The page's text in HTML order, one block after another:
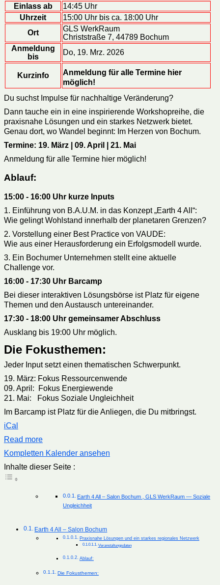
Einlass ab
14:45 Uhr
Uhrzeit
15:00 Uhr bis ca. 18:00 Uhr
Ort
GLS WerkRaum
Christstraße 7, 44789 Bochum
Anmeldung
bis
Do, 19. Mrz. 2026
Kurzinfo
Anmeldung für alle Termine hier
möglich!
Du suchst Impulse für nachhaltige Veränderung?
Dann tauche ein in eine inspirierende Workshopreihe, die
praxisnahe Lösungen und ein starkes Netzwerk bietet.
Genau dort, wo Wandel beginnt: Im Herzen von Bochum.
Termine: 19. März | 09. April | 21. Mai
Anmeldung für alle Termine hier möglich!
Ablauf:
15:00 - 16:00 Uhr kurze Inputs
1. Einführung von B.A.U.M. in das Konzept „Earth 4 All“:
Wie gelingt Wohlstand innerhalb der planetaren Grenzen?
2. Vorstellung einer Best Practice von VAUDE:
Wie aus einer Herausforderung ein Erfolgsmodell wurde.
3. Ein Bochumer Unternehmen stellt eine aktuelle
Challenge vor.
16:00 - 17:30 Uhr Barcamp
Bei dieser interaktiven Lösungsbörse ist Platz für eigene
Themen und den Austausch untereinander.
17:30 - 18:00 Uhr gemeinsamer Abschluss
Ausklang bis 19:00 Uhr möglich.
Die Fokusthemen:
Jeder Input setzt einen thematischen Schwerpunkt.
19. März: Fokus Ressourcenwende
09. April: Fokus Energiewende
21. Mai: Fokus Soziale Ungleichheit
Im Barcamp ist Platz für die Anliegen, die Du mitbringst.
iCal
Read more
Kompletten Kalender ansehen
Inhalte dieser Seite :
Earth 4 All – Salon Bochum , GLS WerkRaum — Soziale
Ungleichheit
Earth 4 All – Salon Bochum
Praxisnahe Lösungen und ein starkes regionales Netzwerk
Veranstaltungsdaten
Ablauf:
Die Fokusthemen: